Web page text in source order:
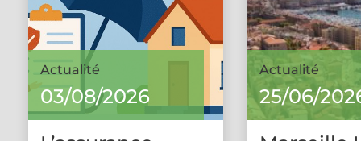
Actualité
03/08/2026
Actualité
25/06/